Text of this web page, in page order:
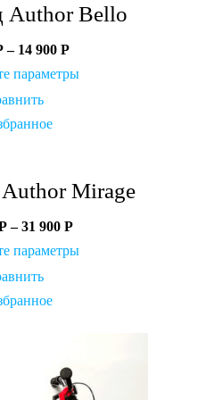
Author Bello
– 14 900 Р
параметры
Mirage
–31 900 Р
параметры